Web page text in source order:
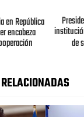
en República
encabeza
de